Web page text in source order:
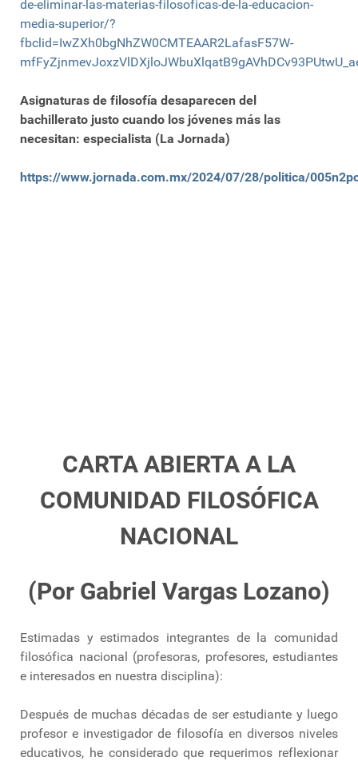
de-eliminar-las-materias-filosoficas-de-la-educacion-
media-superior/?
fbclid=IwZXh0bgNhZW0CMTEAAR2LafasF57W-
Asignaturas de filosofía desaparecen del
bachillerato justo cuando los jóvenes más las
necesitan: especialista (La Jornada)
https://www.jornada.com.mx/2024/07/28/politica/
CARTA ABIERTA A LA
COMUNIDAD FILOSÓFICA
NACIONAL
(Por Gabriel Vargas Lozano)
Estimadas y estimados integrantes de la comunidad
filosófica nacional (profesoras, profesores, estudiantes
e interesados en nuestra disciplina):
Después de muchas décadas de ser estudiante y luego
profesor e investigador de filosofía en diversos niveles
educativos, he considerado que requerimos reflexionar